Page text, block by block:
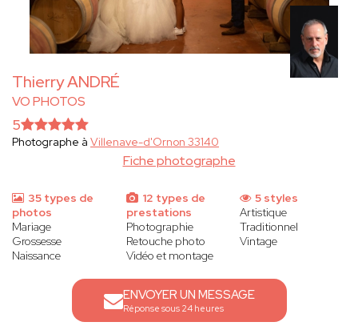
Thierry ANDRÉ
VO PHOTOS
Fiche photographe
5
Photographe à Villenave-d'Ornon 33140
35 types de
photos
Mariage
Grossesse
Naissance
12 types de
prestations
Photographie
Retouche photo
Vidéo et montage
5 styles
Artistique
Traditionnel
Vintage
ENVOYER UN MESSAGE
Réponse sous 24 heures